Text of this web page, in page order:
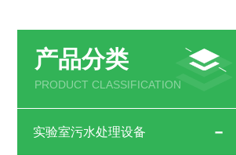
产品分类
PRODUCT CLASSIFICATION
实验室污水处理设备